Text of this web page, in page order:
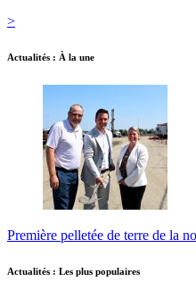
>
Actualités : À la une
Première pelletée de terre de la
Actualités : Les plus populaires